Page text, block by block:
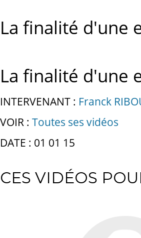
La finalité d'une
La finalité d'une
INTERVENANT : Franck
VOIR : Toutes ses vidéos
DATE : 01 01 15
CES VIDÉOS